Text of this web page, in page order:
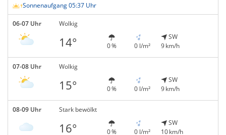
Sonnenaufgang 05:37 Uhr
06-07 Uhr Wolkig
14° 0 % 0 l/m²
SW
9 km/h
07-08 Uhr Wolkig
15° 0 % 0 l/m²
SW
9 km/h
08-09 Uhr Stark bewölkt
16° 0 % 0 l/m²
SW
10 km/h